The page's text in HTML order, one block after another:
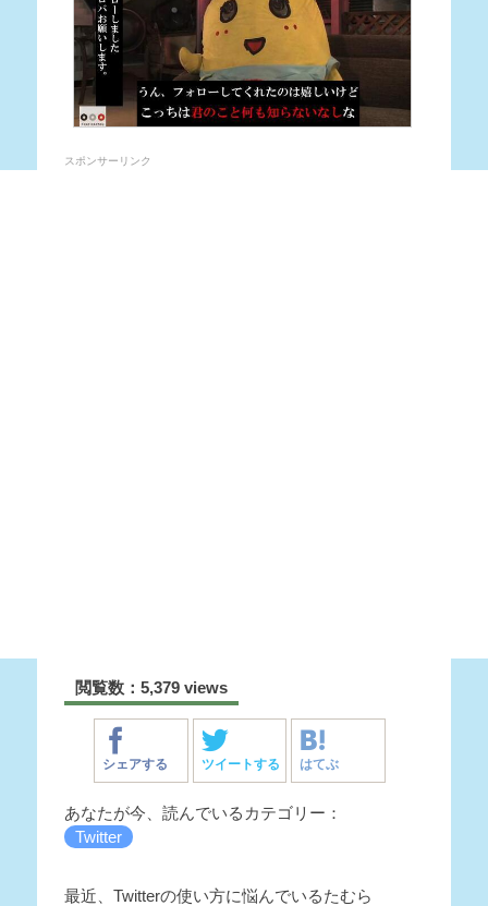
スポンサーリンク
閲覧数：5,379 views
シェアする ツイートする はてぶ
あなたが今、読んでいるカテゴリー：
Twitter
最近、Twitterの使い方に悩んでいるたむら